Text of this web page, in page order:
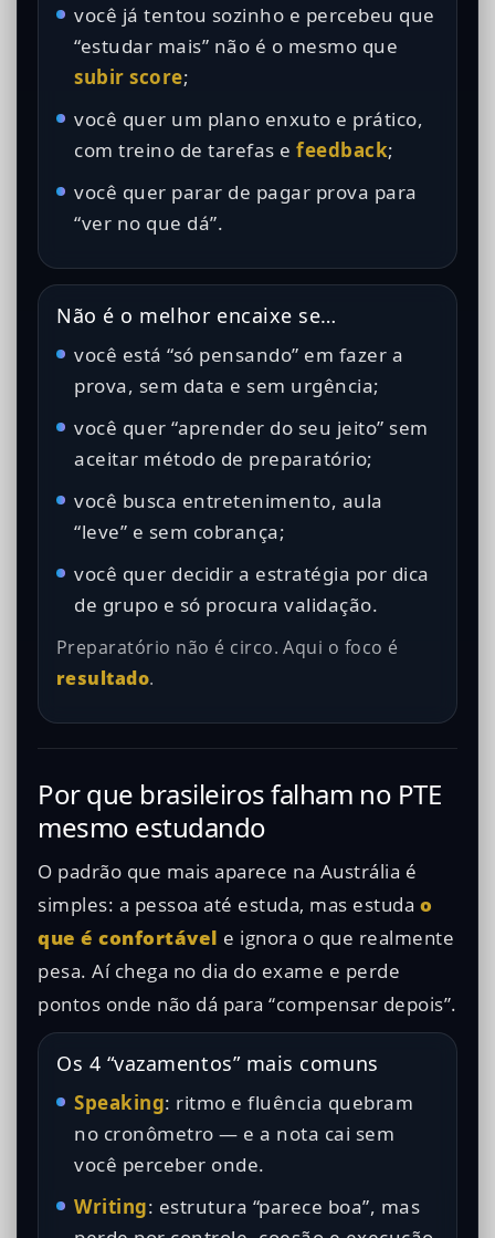
você já tentou sozinho e percebeu que
“estudar mais” não é o mesmo que
subir score;
você quer um plano enxuto e prático,
com treino de tarefas efeedback;
você quer parar de pagar prova para
“ver no que dá”.
Não é o melhor encaixe se…
você está “só pensando” em fazer a
prova, sem data e sem urgência;
você quer “aprender do seu jeito” sem
aceitar método de preparatório;
você busca entretenimento, aula
“leve” e sem cobrança;
você quer decidir a estratégia por dica
de grupo e só procura validação.
Preparatório não é circo. Aqui o foco é
resultado.
Por que brasileiros falham no PTE
mesmo estudando
O padrão que mais aparece na Austrália é
simples: a pessoa até estuda, mas estuda o
que é confortável e ignora o que realmente
pesa. Aí chega no dia do exame e perde
pontos onde não dá para “compensar depois”.
Os 4 “vazamentos” mais comuns
Speaking: ritmo e fluência quebram
no cronômetro — e a nota cai sem
você perceber onde.
Writing: estrutura “parece boa”, mas